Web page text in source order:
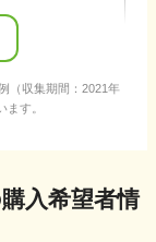
（収集期間：2021年
す。
入希望者情